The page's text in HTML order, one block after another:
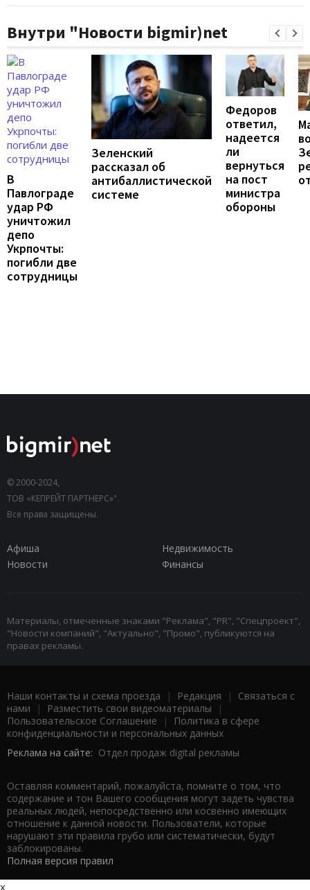
Внутри "Новости bigmir)net
В
Павлограде
удар РФ
уничтожил
депо
Укрпочты:
погибли две
сотрудницы
Зеленский
рассказал об
антибаллистической
системе
Федоров
ответил,
надеется
ли
вернуться
на пост
министра
обороны
© 2000-2024,
ТОВ «КЕПРЕЙТ ПАРТНЕРС»".
Все права защищены.
Афиша
Недвижимость
Новости
Финансы
Материалы, отмеченные знаками "Реклама", "PR", "Спецпроект",
"Новости компаний", "Актуально", "Промо", публикуются на
правах рекламы.
Наши контакты и схема проезда | Редакция | Связаться с
нами | Разместить свои видеоматериалы |
Пользовательское Соглашение |
Политика в сфере
конфиденциальности и персональных данных
Реклама на сайте: Отдел продаж digital рекламы
Оставляя комментарий, пожалуйста, помните о том, что
содержание и тон Вашего сообщения могут задеть чувства
реальных людей, непосредственно или косвенно имеющих
отношение к данной новости. Пользователи, которые
нарушают эти правила грубо или систематически, будут
заблокированы.
Полная версия правил
x